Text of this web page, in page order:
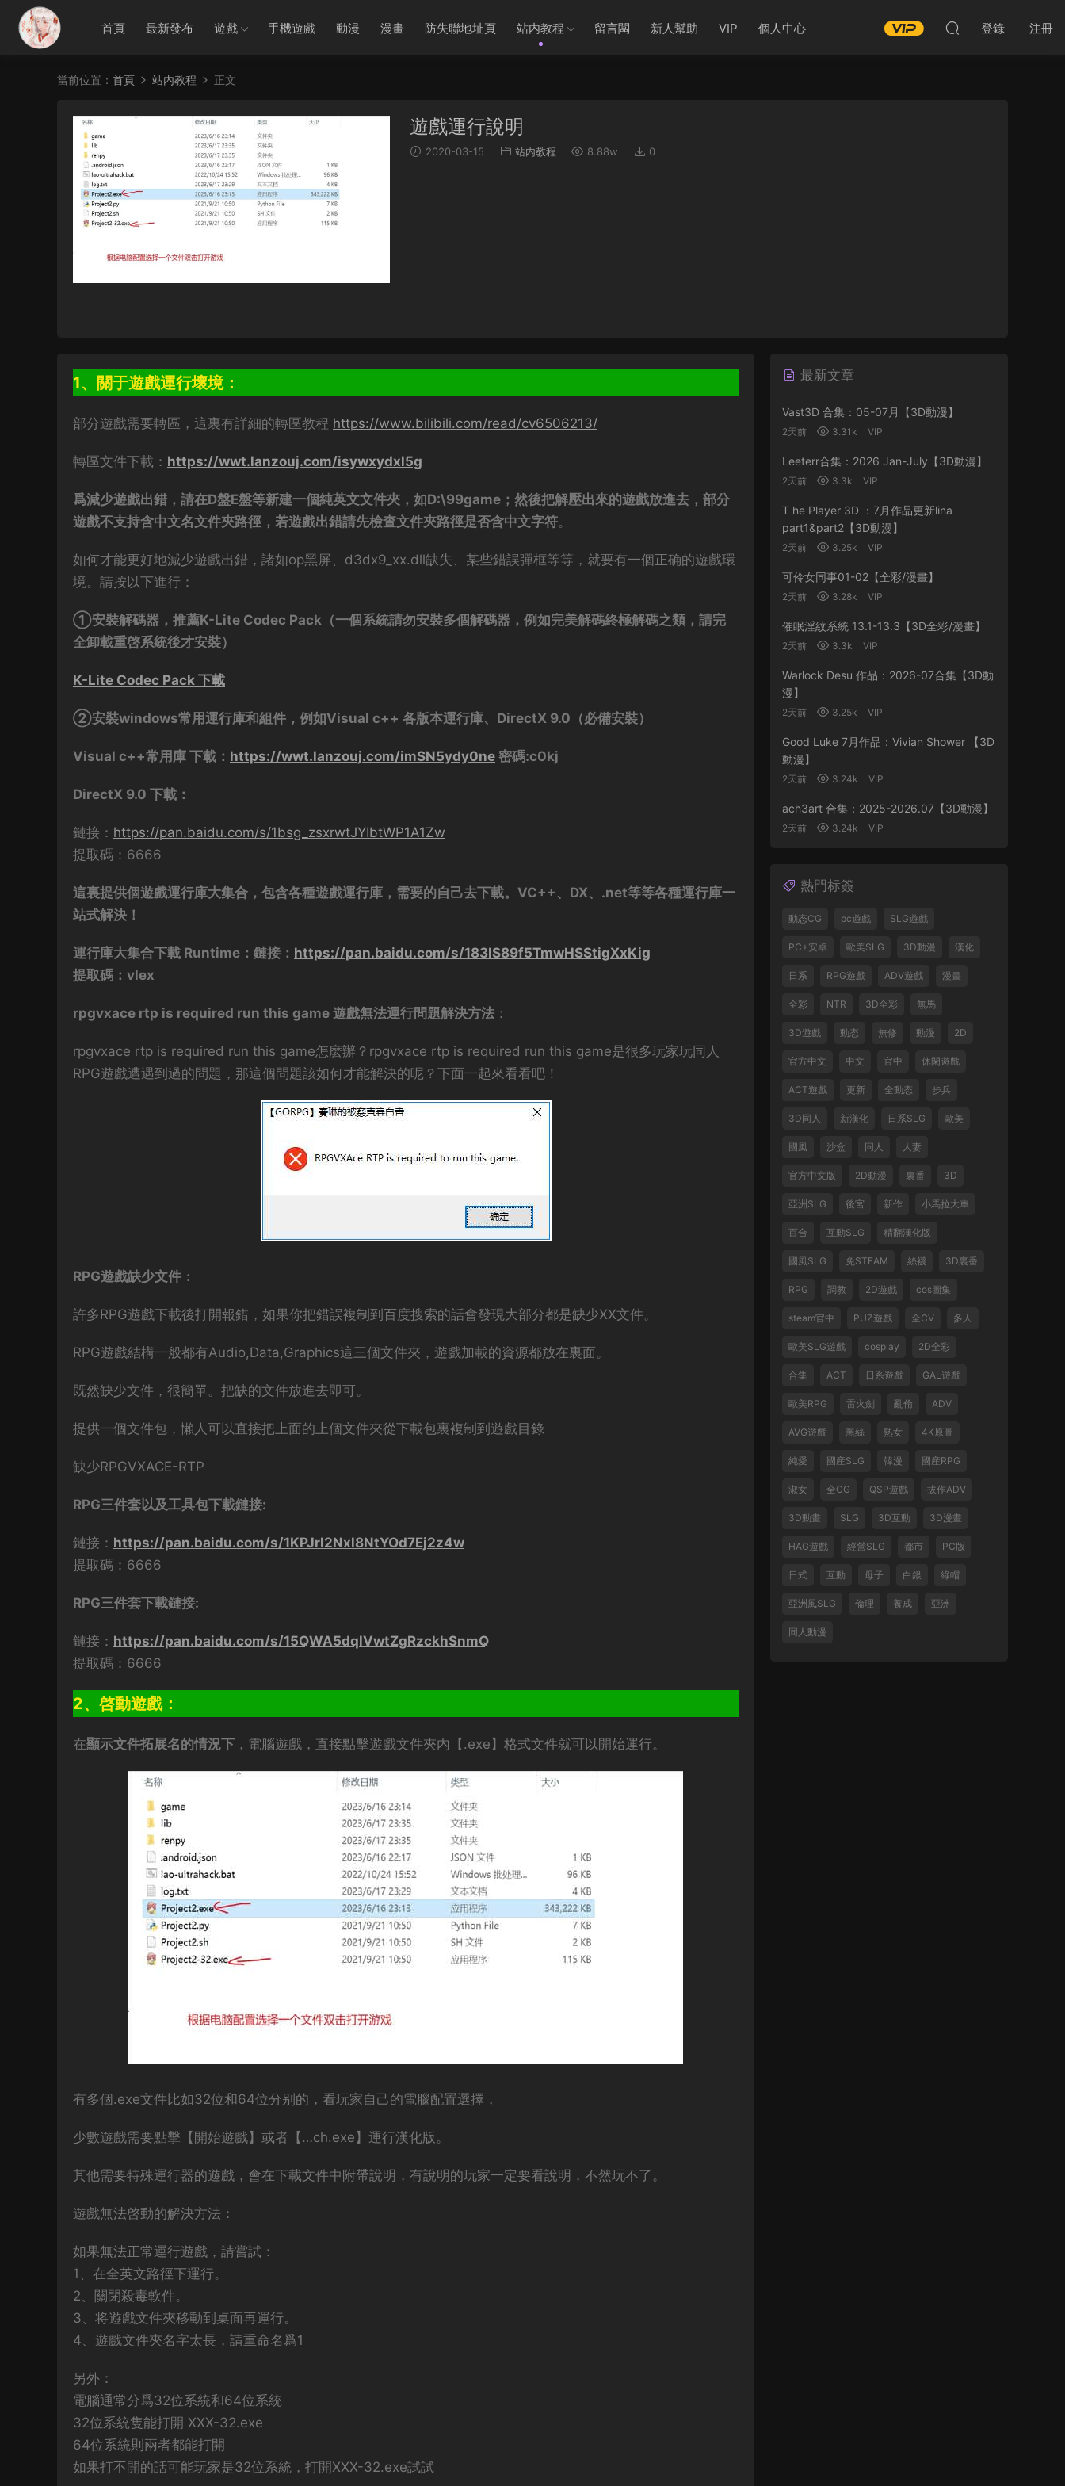
首頁 最新發布 遊戲 手機遊戲 動漫 漫畫 防失聯地址頁 站内教程 留言闆 新人幫助 VIP 個人中心 登錄 注冊
當前位置： 首頁 站内教程 正文
遊戲運行說明
2020-03-15 站内教程 8.88w 0
1、關于遊戲運行壞境：
部分遊戲需要轉區，這裏有詳細的轉區教程 https://www.bilibili.com/read/cv6506213/
轉區文件下載： https://wwt.lanzouj.com/isywxydxl5g
爲減少遊戲出錯，請在D盤E盤等新建一個純英文文件夾，如D:\99game；然後把解壓出來的遊戲放進去，部分
遊戲不支持含中文名文件夾路徑，若遊戲出錯請先檢查文件夾路徑是否含中文字符。
如何才能更好地減少遊戲出錯，諸如op黑屏、d3dx9_xx.dll缺失、某些錯誤彈框等等，就要有一個正确的遊戲環
境。請按以下進行：
①安裝解碼器，推薦K-Lite Codec Pack（一個系統請勿安裝多個解碼器，例如完美解碼終極解碼之類，請完
全卸載重啓系統後才安裝）
K-Lite Codec Pack 下載
②安裝windows常用運行庫和組件，例如Visual c++ 各版本運行庫、DirectX 9.0（必備安裝）
Visual c++常用庫 下載： https://wwt.lanzouj.com/imSN5ydy0ne 密碼:c0kj
DirectX 9.0 下載：
鏈接： https://pan.baidu.com/s/1bsg_zsxrwtJYIbtWP1A1Zw
提取碼：6666
這裏提供個遊戲運行庫大集合，包含各種遊戲運行庫，需要的自己去下載。VC++、DX、.net等等各種運行庫一
站式解決！
運行庫大集合下載 Runtime：鏈接： https://pan.baidu.com/s/183lS89f5TmwHSStigXxKig
提取碼：vlex
rpgvxace rtp is required run this game 遊戲無法運行問題解決方法 ：
rpgvxace rtp is required run this game怎麽辦？rpgvxace rtp is required run this game是很多玩家玩同人
RPG遊戲遭遇到過的問題，那這個問題該如何才能解決的呢？下面一起來看看吧！
RPG遊戲缺少文件 ：
許多RPG遊戲下載後打開報錯，如果你把錯誤複制到百度搜索的話會發現大部分都是缺少XX文件。
RPG遊戲結構一般都有Audio,Data,Graphics這三個文件夾，遊戲加載的資源都放在裏面。
既然缺少文件，很簡單。把缺的文件放進去即可。
提供一個文件包，懶人可以直接把上面的上個文件夾從下載包裏複制到遊戲目錄
缺少RPGVXACE-RTP
RPG三件套以及工具包下載鏈接:
鏈接： https://pan.baidu.com/s/1KPJrl2Nxl8NtYOd7Ej2z4w
提取碼：6666
RPG三件套下載鏈接:
鏈接： https://pan.baidu.com/s/15QWA5dqlVwtZgRzckhSnmQ
提取碼：6666
2、啓動遊戲：
在顯示文件拓展名的情況下 ，電腦遊戲，直接點擊遊戲文件夾内【.exe】格式文件就可以開始運行。
有多個.exe文件比如32位和64位分别的，看玩家自己的電腦配置選擇，
少數遊戲需要點擊【開始遊戲】或者【…ch.exe】運行漢化版。
其他需要特殊運行器的遊戲，會在下載文件中附帶說明，有說明的玩家一定要看說明，不然玩不了。
遊戲無法啓動的解決方法：
如果無法正常運行遊戲，請嘗試：
1、在全英文路徑下運行。
2、關閉殺毒軟件。
3、将遊戲文件夾移動到桌面再運行。
4、遊戲文件夾名字太長，請重命名爲1
另外：
電腦通常分爲32位系統和64位系統
32位系統隻能打開 XXX-32.exe
64位系統則兩者都能打開
如果打不開的話可能玩家是32位系統，打開XXX-32.exe試試
最新文章
Vast3D 合集：05-07月【3D動漫】
2天前 3.31k VIP
Leeterr合集：2026 Jan-July【3D動漫】
2天前 3.3k VIP
T he Player 3D ：7月作品更新lina
part1&part2【3D動漫】
2天前 3.25k VIP
可伶女同事01-02【全彩/漫畫】
2天前 3.28k VIP
催眠淫紋系統 13.1-13.3【3D全彩/漫畫】
2天前 3.3k VIP
Warlock Desu 作品：2026-07合集【3D動
漫】
2天前 3.25k VIP
Good Luke 7月作品：Vivian Shower 【3D
動漫】
2天前 3.24k VIP
ach3art 合集：2025-2026.07【3D動漫】
2天前 3.24k VIP
熱門标簽
動态CG pc遊戲 SLG遊戲
PC+安卓 歐美SLG 3D動漫 漢化
日系 RPG遊戲 ADV遊戲 漫畫
全彩 NTR 3D全彩 無馬
3D遊戲 動态 無修 動漫 2D
官方中文 中文 官中 休閑遊戲
ACT遊戲 更新 全動态 步兵
3D同人 新漢化 日系SLG 歐美
國風 沙盒 同人 人妻
官方中文版 2D動漫 裏番 3D
亞洲SLG 後宮 新作 小馬拉大車
百合 互動SLG 精翻漢化版
國風SLG 免STEAM 絲襪 3D裏番
RPG 調教 2D遊戲 cos圖集
steam官中 PUZ遊戲 全CV 多人
歐美SLG遊戲 cosplay 2D全彩
合集 ACT 日系遊戲 GAL遊戲
歐美RPG 雷火劍 亂倫 ADV
AVG遊戲 黑絲 熟女 4K原圖
純愛 國産SLG 韓漫 國産RPG
淑女 全CG QSP遊戲 拔作ADV
3D動畫 SLG 3D互動 3D漫畫
HAG遊戲 經營SLG 都市 PC版
日式 互動 母子 白銀 綠帽
亞洲風SLG 倫理 養成 亞洲
同人動漫